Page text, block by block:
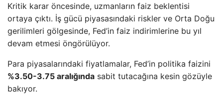
Kritik karar öncesinde, uzmanların faiz beklentisi
ortaya çıktı. İş gücü piyasasındaki riskler ve Orta Doğu
gerilimleri gölgesinde, Fed’in faiz indirimlerine bu yıl
devam etmesi öngörülüyor.
Para piyasalarındaki fiyatlamalar, Fed’in politika faizini
%3.50-3.75 aralığında sabit tutacağına kesin gözüyle
bakıyor.